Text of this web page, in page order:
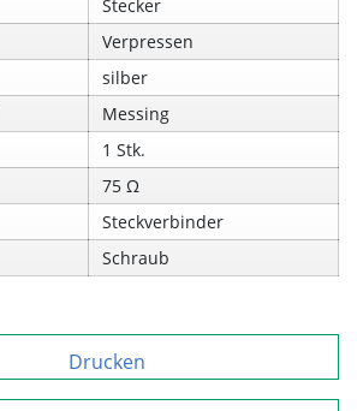
Stecker
Verpressen
silber
Messing
1 Stk.
75 Ω
Steckverbinder
Schraub
Drucken